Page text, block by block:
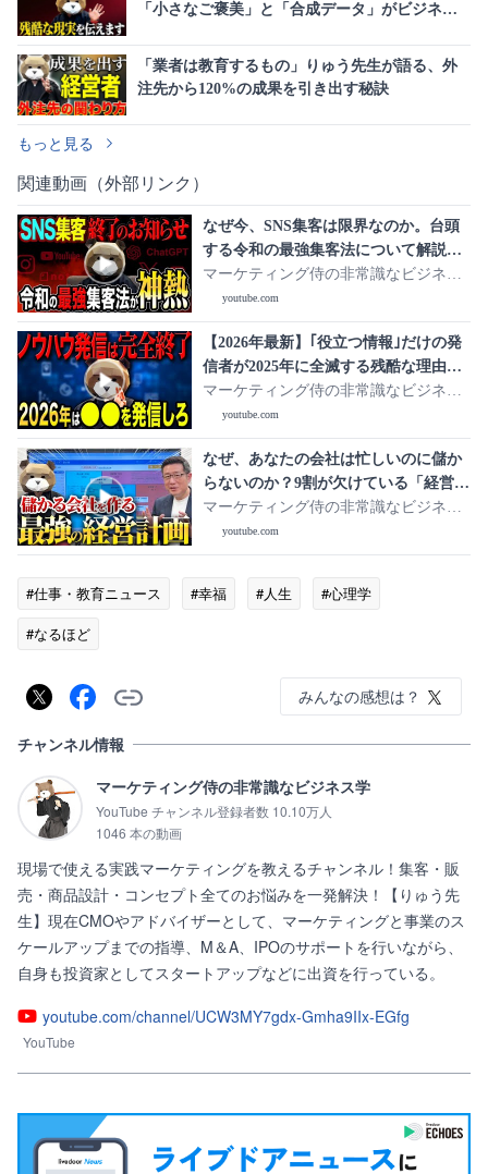
「小さなご褒美」と「合成データ」がビジネス
「業者は教育するもの」りゅう先生が語る、外
注先から120%の成果を引き出す秘訣
もっと見る
関連動画（外部リンク）
なぜ今、SNS集客は限界なのか。台頭
する令和の最強集客法について解説し
ます。
マーケティング侍の非常識なビジネス
youtube.com
【2026年最新】｢役立つ情報｣だけの発
信者が2025年に全滅する残酷な理由。
2026年の情報発信を先取りします。
マーケティング侍の非常識なビジネス
youtube.com
なぜ、あなたの会社は忙しいのに儲か
らないのか？9割が欠けている「経営計
画」の作り方を教えます。
マーケティング侍の非常識なビジネス
youtube.com
#仕事・教育ニュース #幸福 #人生
#心理学
#なるほど
みんなの感想は？
チャンネル情報
マーケティング侍の非常識なビジネス学
YouTube チャンネル登録者数 10.10万人
1046 本の動画
現場で使える実践マーケティングを教えるチャンネル！集客・販
売・商品設計・コンセプト全てのお悩みを一発解決！【りゅう先
生】現在CMOやアドバイザーとして、マーケティングと事業のス
ケールアップまでの指導、M＆A、IPOのサポートを行いながら、
自身も投資家としてスタートアップなどに出資を行っている。
youtube.com/channel/UCW3MY7gdx-Gmha9IIx-EGfg
YouTube